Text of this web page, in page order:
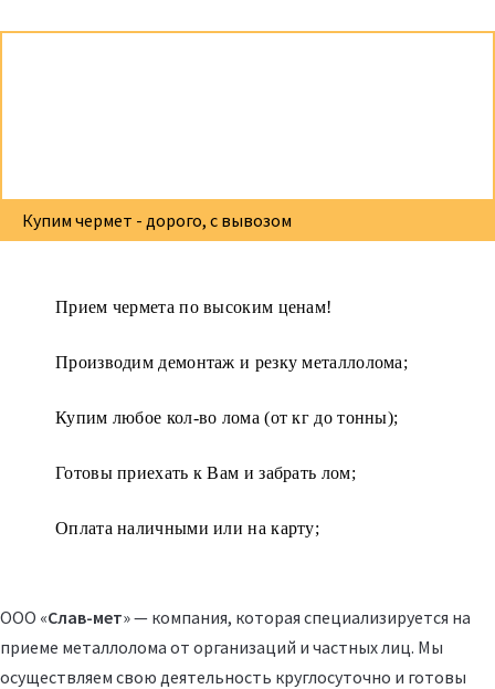
Купим чермет - дорого, с вывозом
Прием чермета по высоким ценам!
Производим демонтаж и резку металлолома;
Купим любое кол-во лома (от кг до тонны);
Готовы приехать к Вам и забрать лом;
Оплата наличными или на карту;
ООО «Слав-мет» — компания, которая специализируется на
приеме металлолома от организаций и частных лиц. Мы
осуществляем свою деятельность круглосуточно и готовы